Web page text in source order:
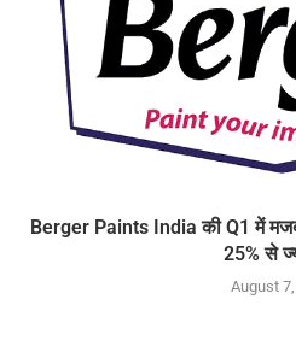
Berger Paints India की Q1 में
25% से
August